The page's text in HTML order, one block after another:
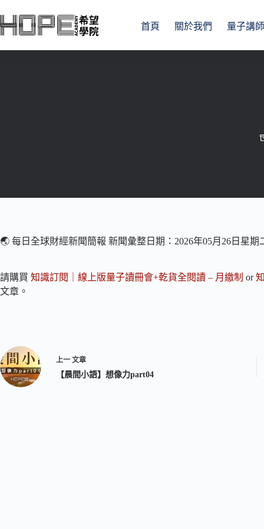
至
主
要
首頁 關於我們 量子講
🌏 每日全球財經新聞簡報 新聞彙整日期：2026年05月26日星
請購買 知識訂閱｜線上版量子讀冊會+乾貨全閱讀 – 月繳制 or
文章。
上一 文章
【晨間小語】想像力part04